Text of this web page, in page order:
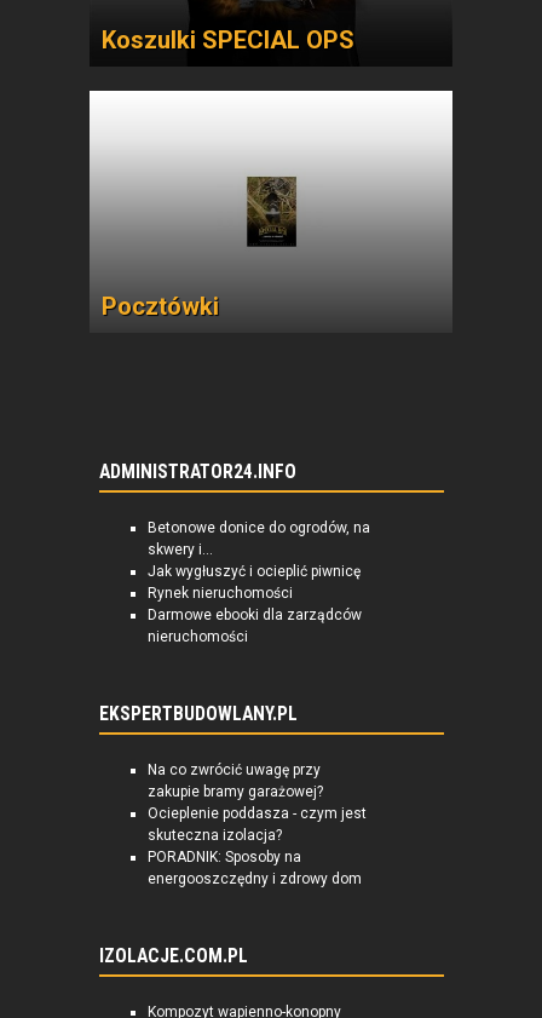
Koszulki SPECIAL OPS
Pocztówki
ADMINISTRATOR24.INFO
Betonowe donice do ogrodów, na
skwery i...
Jak wygłuszyć i ocieplić piwnicę
Rynek nieruchomości
Darmowe ebooki dla zarządców
nieruchomości
EKSPERTBUDOWLANY.PL
Na co zwrócić uwagę przy
zakupie bramy garażowej?
Ocieplenie poddasza - czym jest
skuteczna izolacja?
PORADNIK: Sposoby na
energooszczędny i zdrowy dom
IZOLACJE.COM.PL
Kompozyt wapienno-konopny